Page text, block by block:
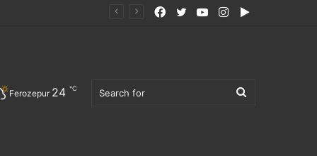
Google
Instagram
YouTube
Twitter
Facebook
Search
Ferozepur 24 ℃